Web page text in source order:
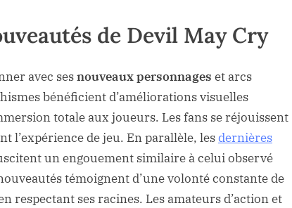
de Devil May Cry
avec sesnouveaux personnages et arcs
bénéficient d’améliorations visuelles
totale aux joueurs. Les fans se réjouissent
l’expérience de jeu. En parallèle, lesdernières
un engouement similaire à celui observé
témoignent d’une volonté constante de
respectant ses racines. Les amateurs d’action et